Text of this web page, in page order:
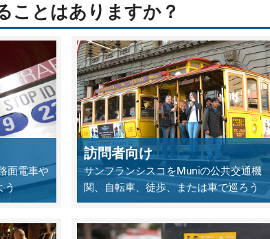
ことはありますか？
面電車や
う
訪問者向け
サンフランシスコをMuniの公共交通機
関、自転車、徒歩、または車で巡ろう